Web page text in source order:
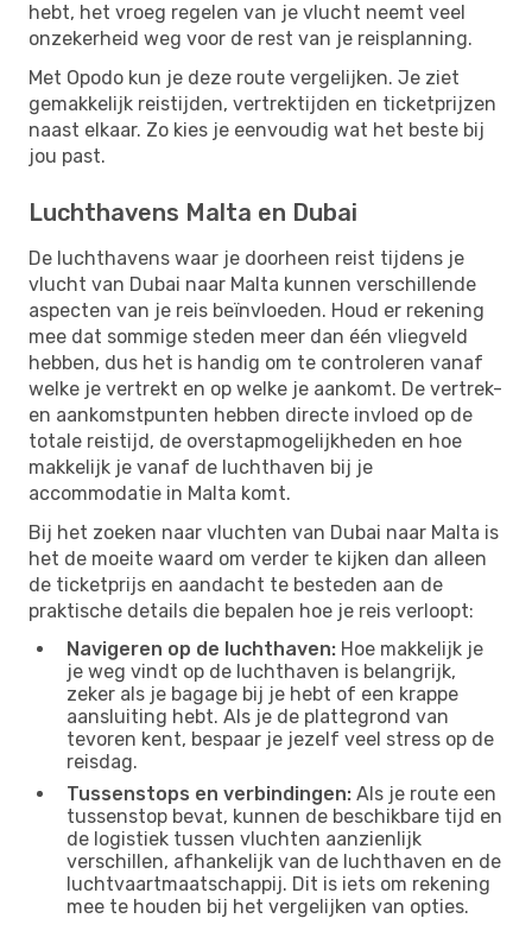
hebt, het vroeg regelen van je vlucht neemt veel
onzekerheid weg voor de rest van je reisplanning.
Met Opodo kun je deze route vergelijken. Je ziet
gemakkelijk reistijden, vertrektijden en ticketprijzen
naast elkaar. Zo kies je eenvoudig wat het beste bij
jou past.
Luchthavens Malta en Dubai
De luchthavens waar je doorheen reist tijdens je
vlucht van Dubai naar Malta kunnen verschillende
aspecten van je reis beïnvloeden. Houd er rekening
mee dat sommige steden meer dan één vliegveld
hebben, dus het is handig om te controleren vanaf
welke je vertrekt en op welke je aankomt. De vertrek-
en aankomstpunten hebben directe invloed op de
totale reistijd, de overstapmogelijkheden en hoe
makkelijk je vanaf de luchthaven bij je
accommodatie in Malta komt.
Bij het zoeken naar vluchten van Dubai naar Malta is
het de moeite waard om verder te kijken dan alleen
de ticketprijs en aandacht te besteden aan de
praktische details die bepalen hoe je reis verloopt:
Navigeren op de luchthaven: Hoe makkelijk je
je weg vindt op de luchthaven is belangrijk,
zeker als je bagage bij je hebt of een krappe
aansluiting hebt. Als je de plattegrond van
tevoren kent, bespaar je jezelf veel stress op de
reisdag.
Tussenstops en verbindingen: Als je route een
tussenstop bevat, kunnen de beschikbare tijd en
de logistiek tussen vluchten aanzienlijk
verschillen, afhankelijk van de luchthaven en de
luchtvaartmaatschappij. Dit is iets om rekening
mee te houden bij het vergelijken van opties.